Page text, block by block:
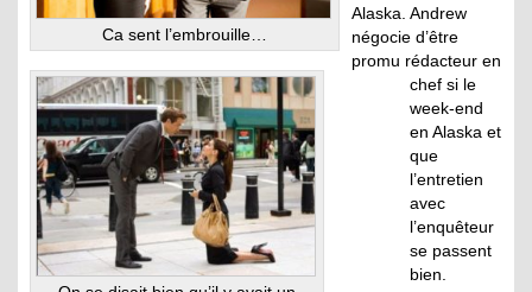
Ca sent l’embrouille…
Alaska. Andrew
négocie d’être
promu rédacteur en
chef si le
week-end
en Alaska et
que
l’entretien
avec
l’enquêteur
se passent
bien.